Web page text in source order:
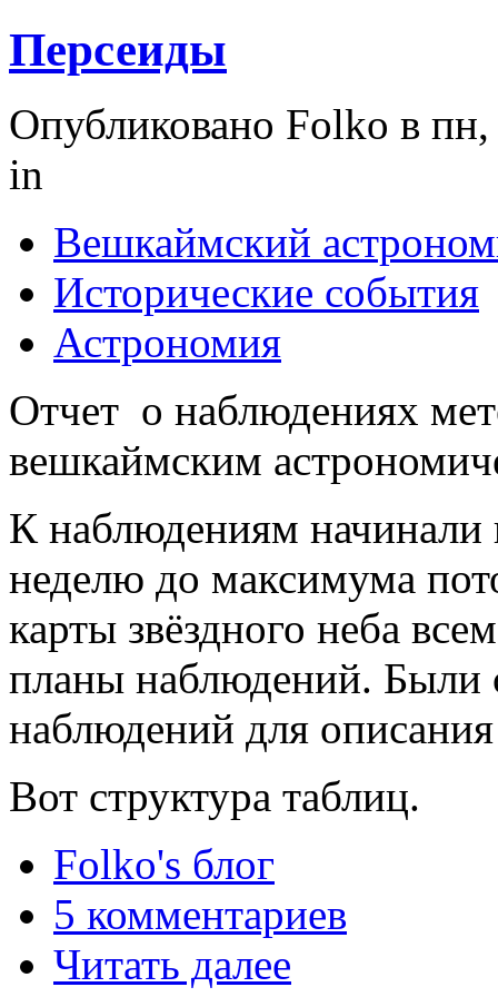
Персеиды
Опубликовано Folko в
in
Вешкаймский
Исторические события
Астрономия
Отчет о наблюдениях
вешкаймским
К наблюдениям начинали
неделю до максимума
карты звёздного неба
планы наблюдений. Были
наблюдений для
Вот структура таблиц.
Folko's блог
5 комментариев
Читать далее